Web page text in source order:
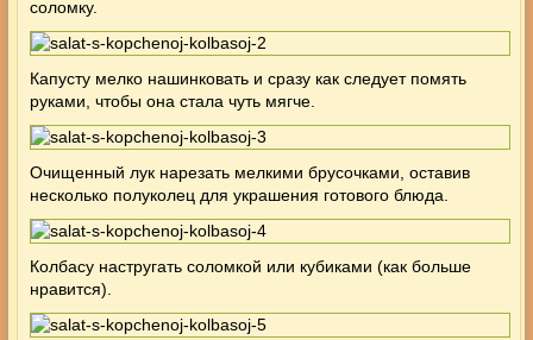
соломку.
Капусту мелко нашинковать и сразу как следует помять
руками, чтобы она стала чуть мягче.
Очищенный лук нарезать мелкими брусочками, оставив
несколько полуколец для украшения готового блюда.
Колбасу настругать соломкой или кубиками (как больше
нравится).